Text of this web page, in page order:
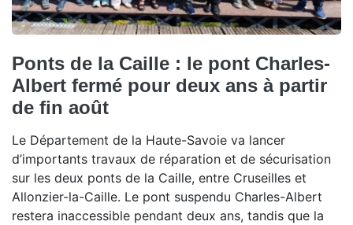
Ponts de la Caille : le pont Charles-
Albert fermé pour deux ans à partir
de fin août
Le Département de la Haute-Savoie va lancer
d’importants travaux de réparation et de sécurisation
sur les deux ponts de la Caille, entre Cruseilles et
Allonzier-la-Caille. Le pont suspendu Charles-Albert
restera inaccessible pendant deux ans, tandis que la